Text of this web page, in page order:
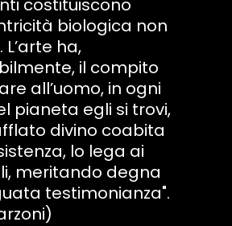
costituiscono
biologica non
ha,
il compito
all’uomo, in ogni
pianeta egli si trovi,
divino coabita
lo lega ai
meritando degna
testimonianza".